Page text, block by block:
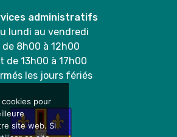
administratifs
lundi au vendredi
de 8h00 à 12h00
de 13h00 à 17h00
les jours fériés
pour
site web. Si